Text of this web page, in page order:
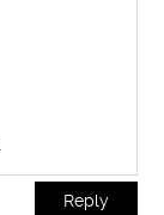
Reply